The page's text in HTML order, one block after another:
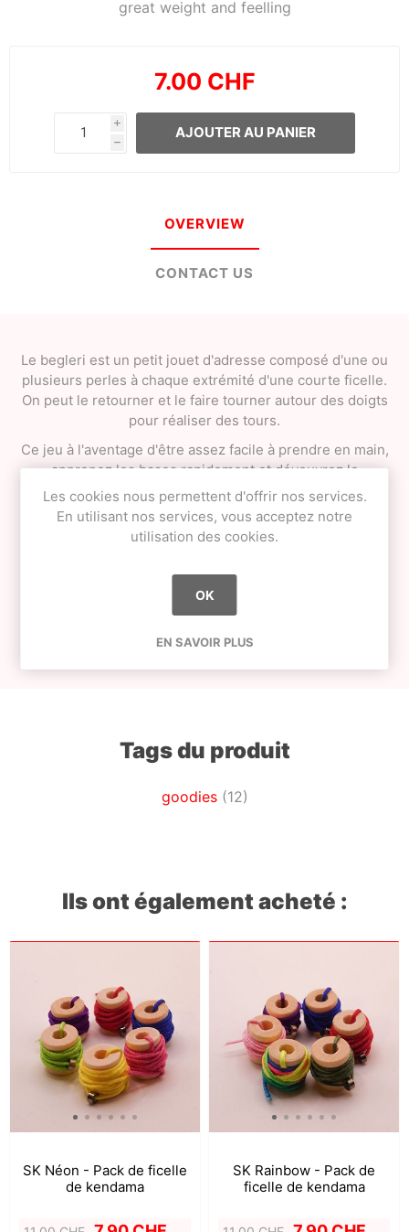
great weight and feelling
7.00 CHF
i
h
AJOUTER AU PANIER
OVERVIEW
CONTACT US
Le begleri est un petit jouet d'adresse composé d'une ou
plusieurs perles à chaque extrémité d'une courte ficelle.
On peut le retourner et le faire tourner autour des doigts
pour réaliser des tours.
Ce jeu à l'aventage d'être assez facile à prendre en main,
apprenez les bases rapidement et dévouvrez le
"slinging"!
Tags du produit
goodies (12)
Ils ont également acheté :
SK Néon - Pack de ficelle
de kendama
SK Rainbow - Pack de
ficelle de kendama
Les cookies nous permettent d'offrir nos services.
En utilisant nos services, vous acceptez notre
utilisation des cookies.
OK
EN SAVOIR PLUS